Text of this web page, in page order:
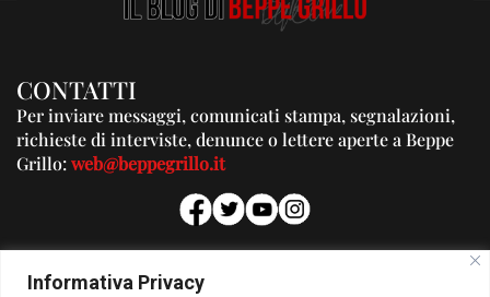
Informativa Privacy
CONTATTI
Per inviare messaggi, comunicati stampa, segnalazioni,
richieste di interviste, denunce o lettere aperte a Beppe
Grillo:web@beppegrillo.it
PUBBLICITA'